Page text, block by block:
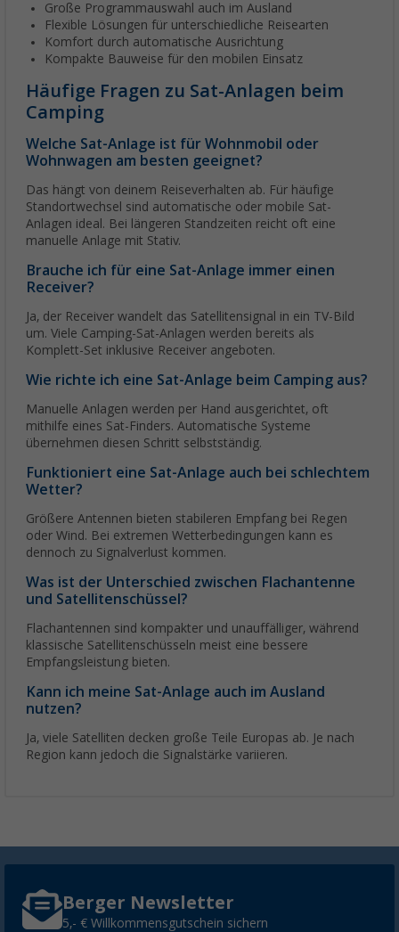
Große Programmauswahl auch im Ausland
Flexible Lösungen für unterschiedliche Reisearten
Komfort durch automatische Ausrichtung
Kompakte Bauweise für den mobilen Einsatz
Häufige Fragen zu Sat-Anlagen beim
Camping
Welche Sat-Anlage ist für Wohnmobil oder
Wohnwagen am besten geeignet?
Das hängt von deinem Reiseverhalten ab. Für häufige
Standortwechsel sind automatische oder mobile Sat-
Anlagen ideal. Bei längeren Standzeiten reicht oft eine
manuelle Anlage mit Stativ.
Brauche ich für eine Sat-Anlage immer einen
Receiver?
Ja, der Receiver wandelt das Satellitensignal in ein TV-Bild
um. Viele Camping-Sat-Anlagen werden bereits als
Komplett-Set inklusive Receiver angeboten.
Wie richte ich eine Sat-Anlage beim Camping aus?
Manuelle Anlagen werden per Hand ausgerichtet, oft
mithilfe eines Sat-Finders. Automatische Systeme
übernehmen diesen Schritt selbstständig.
Funktioniert eine Sat-Anlage auch bei schlechtem
Wetter?
Größere Antennen bieten stabileren Empfang bei Regen
oder Wind. Bei extremen Wetterbedingungen kann es
dennoch zu Signalverlust kommen.
Was ist der Unterschied zwischen Flachantenne
und Satellitenschüssel?
Flachantennen sind kompakter und unauffälliger, während
klassische Satellitenschüsseln meist eine bessere
Empfangsleistung bieten.
Kann ich meine Sat-Anlage auch im Ausland
nutzen?
Ja, viele Satelliten decken große Teile Europas ab. Je nach
Region kann jedoch die Signalstärke variieren.
Berger Newsletter
5,- € Willkommensgutschein sichern